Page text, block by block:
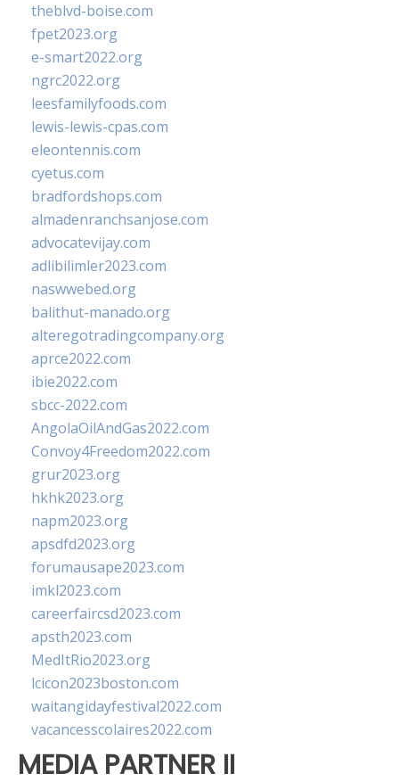
theblvd-boise.com
fpet2023.org
e-smart2022.org
ngrc2022.org
leesfamilyfoods.com
lewis-lewis-cpas.com
eleontennis.com
cyetus.com
bradfordshops.com
almadenranchsanjose.com
advocatevijay.com
adlibilimler2023.com
naswwebed.org
balithut-manado.org
alteregotradingcompany.org
aprce2022.com
ibie2022.com
sbcc-2022.com
AngolaOilAndGas2022.com
Convoy4Freedom2022.com
grur2023.org
hkhk2023.org
napm2023.org
apsdfd2023.org
forumausape2023.com
imkl2023.com
careerfaircsd2023.com
apsth2023.com
MedItRio2023.org
lcicon2023boston.com
waitangidayfestival2022.com
vacancesscolaires2022.com
MEDIA PARTNER II